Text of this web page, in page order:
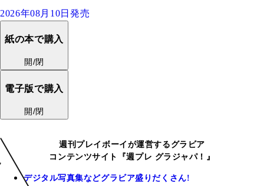
2026年08月10日発売
紙の本で購入
開/閉
電子版で購入
開/閉
週刊プレイボーイが運営するグラビア
コンテンツサイト『週プレ グラジャパ！』
デジタル写真集などグラビア盛りだくさん!